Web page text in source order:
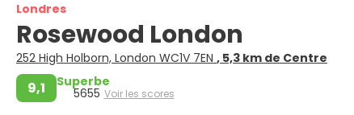
Londres
Rosewood London
252 High Holborn, London WC1V 7EN , 5,3 km de Centre
9,1 Superbe
5655 Voir les scores